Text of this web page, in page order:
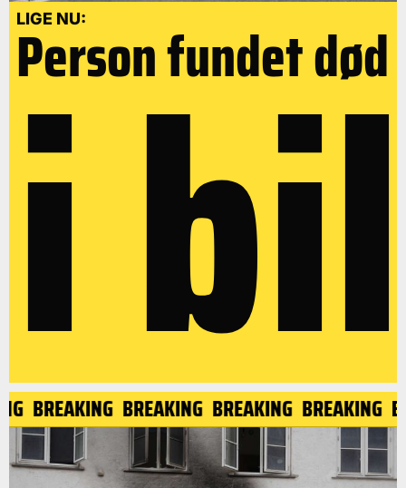
LIGE NU:
Person fundet død
i bil
BREAKING BREAKING BREAKING BREAKING